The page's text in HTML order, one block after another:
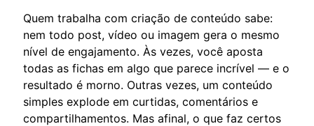
Quem trabalha com criação de conteúdo sabe:
nem todo post, vídeo ou imagem gera o mesmo
nível de engajamento. Às vezes, você aposta
todas as fichas em algo que parece incrível — e o
resultado é morno. Outras vezes, um conteúdo
simples explode em curtidas, comentários e
compartilhamentos. Mas afinal, o que faz certos